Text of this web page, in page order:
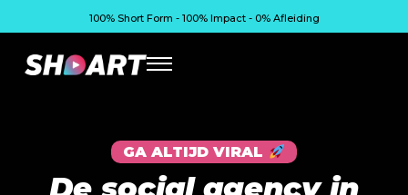
100% Short Form - 100% Impact - 0% Afleiding
GA ALTIJD VIRAL